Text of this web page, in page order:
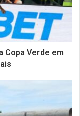
Copa Verde em